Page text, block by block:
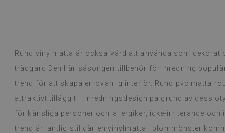
Rund vinylmatta är också värd att använda som
trädgård Den här säsongen tillbehör för inredning
trend för att skapa en ovanlig interiör. Rund pvc matta
attraktivt tillägg till inredningsdesign på grund av dess
för känsliga personer och allergiker, icke-irriterande och
trend är lantlig stil där en vinylmatta i blommönster
se originalet
Dyed B